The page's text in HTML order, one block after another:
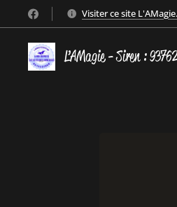
Visiter ce site
L’AMagie - Siren :